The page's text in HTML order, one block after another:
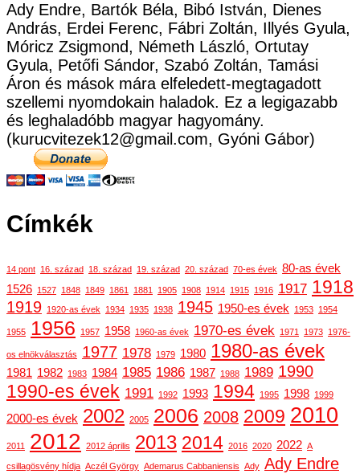
Ady Endre, Bartók Béla, Bibó István, Dienes
András, Erdei Ferenc, Fábri Zoltán, Illyés Gyula,
Móricz Zsigmond, Németh László, Ortutay
Gyula, Petőfi Sándor, Szabó Zoltán, Tamási
Áron és mások mára elfeledett-megtagadott
szellemi nyomdokain haladok. Ez a legigazabb
és leghaladóbb magyar hagyomány.
(kurucvitezek12@gmail.com, Gyóni Gábor)
Címkék
14 pont 16. század 18. század 19. század 20. század 70-es évek 80-as évek
1526 1527 1848 1849 1861 1881 1905 1908 1914 1915 1916 1917 1918
1919 1920-as évek 1934 1935 1938 1945 1950-es évek 1953 1954
1955 1956 1957 1958 1960-as évek 1970-es évek 1971 1973 1976-
os elnökválasztás 1977 1978 1979 1980 1980-as évek
1981 1982 1983 1984 1985 1986 1987 1988 1989 1990
1990-es évek 1991 1992 1993 1994 1995 1998 1999
2000-es évek 2002 2005 2006 2008 2009 2010
2011 2012 2012 április 2013 2014 2016 2020 2022 A
csillagösvény hídja Aczél György Ademarus Cabbaniensis Ady Ady Endre